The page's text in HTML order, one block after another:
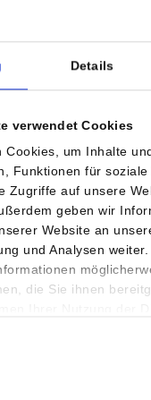
Details
verwendet Cookies
Cookies, um Inhalte
Funktionen für
Zugriffe auf unsere
geben wir
Website an
und Analysen
die Sie ihnen
PhD, FEBU
0
@humanomed.at